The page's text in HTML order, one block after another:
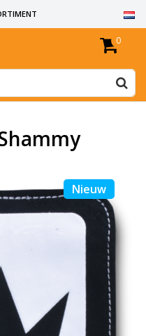
RECHT
ZIJN ONGEBOORD
0
Nieuw